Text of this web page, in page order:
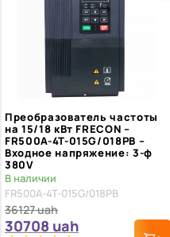
Преобразователь частоты
на 15/18 кВт FRECON –
FR500A-4T-015G/018PB –
Входное напряжение: 3-ф
380V
В наличии
FR500A-4T-015G/018PB
36127uah
30708 uah